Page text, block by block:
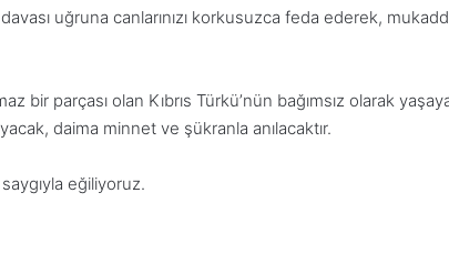
davası uğruna canlarınızı korkusuzca feda ederek,
bir parçası olan Kıbrıs Türkü’nün bağımsız olarak
daima minnet ve şükranla anılacaktır.
saygıyla eğiliyoruz.
2025, Gıynık
1
Gıynık
Medya